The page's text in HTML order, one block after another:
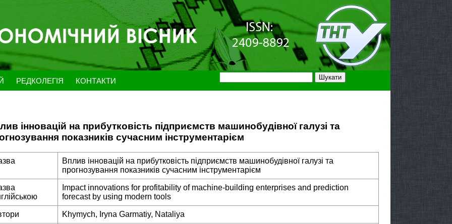
РЕДКОЛЕГІЯ КОНТАКТИ
інновацій на прибутковість підприємств машинобудівної галузі та
показників сучасним інструментарієм
Вплив інновацій на прибутковість підприємств машинобудівної галузі та
прогнозування показників сучасним інструментарієм
Impact innovations for profitability of machine-building enterprises and prediction
forecast by using modern tools
Khymych, Iryna Garmatiy, Nataliya